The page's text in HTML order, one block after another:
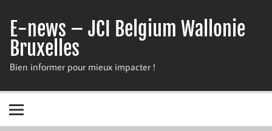
content
E-news – JCI Belgium Wallonie
Bruxelles
Bien informer pour mieux impacter !